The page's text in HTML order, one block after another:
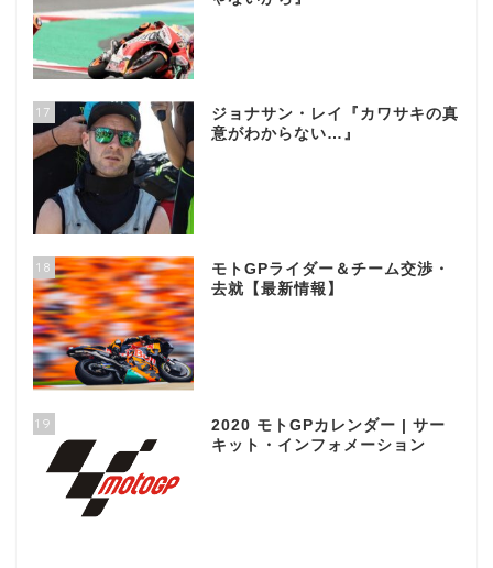
17
ジョナサン・レイ『カワサキの真
意がわからない…』
18
モトGPライダー＆チーム交渉・
去就【最新情報】
19
2020 モトGPカレンダー | サー
キット・インフォメーション